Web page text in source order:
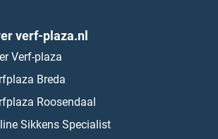
verf-plaza.nl
Verf-plaza
Breda
Roosendaal
Sikkens Specialist